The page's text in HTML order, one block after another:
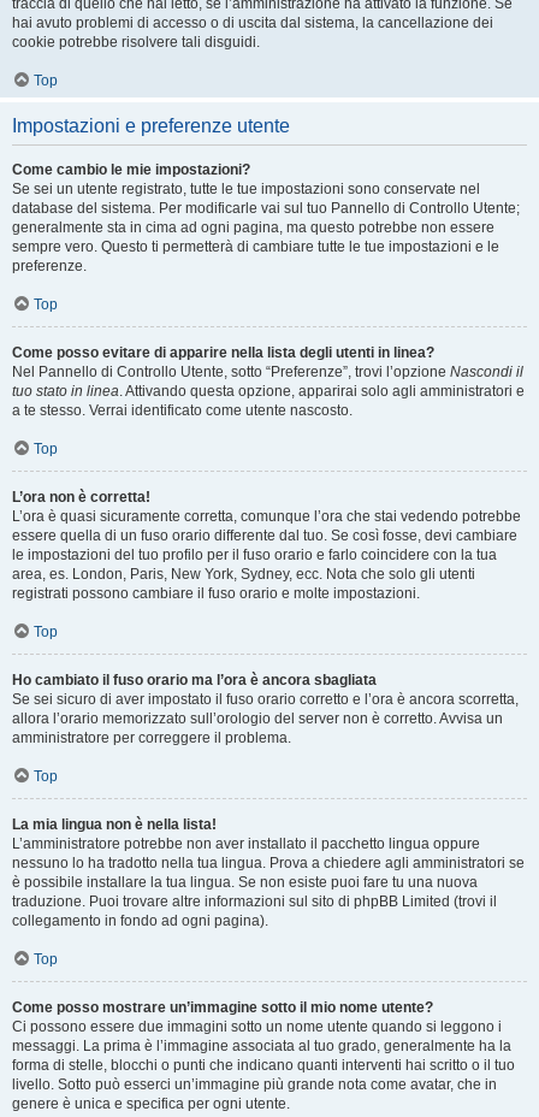
traccia di quello che hai letto, se l’amministrazione ha attivato la funzione. Se
hai avuto problemi di accesso o di uscita dal sistema, la cancellazione dei
cookie potrebbe risolvere tali disguidi.
Top
Impostazioni e preferenze utente
Come cambio le mie impostazioni?
Se sei un utente registrato, tutte le tue impostazioni sono conservate nel
database del sistema. Per modificarle vai sul tuo Pannello di Controllo Utente;
generalmente sta in cima ad ogni pagina, ma questo potrebbe non essere
sempre vero. Questo ti permetterà di cambiare tutte le tue impostazioni e le
preferenze.
Top
Come posso evitare di apparire nella lista degli utenti in linea?
Nel Pannello di Controllo Utente, sotto “Preferenze”, trovi l’opzione Nascondi il
tuo stato in linea. Attivando questa opzione, apparirai solo agli amministratori e
a te stesso. Verrai identificato come utente nascosto.
Top
L’ora non è corretta!
L’ora è quasi sicuramente corretta, comunque l’ora che stai vedendo potrebbe
essere quella di un fuso orario differente dal tuo. Se così fosse, devi cambiare
le impostazioni del tuo profilo per il fuso orario e farlo coincidere con la tua
area, es. London, Paris, New York, Sydney, ecc. Nota che solo gli utenti
registrati possono cambiare il fuso orario e molte impostazioni.
Top
Ho cambiato il fuso orario ma l’ora è ancora sbagliata
Se sei sicuro di aver impostato il fuso orario corretto e l’ora è ancora scorretta,
allora l’orario memorizzato sull’orologio del server non è corretto. Avvisa un
amministratore per correggere il problema.
Top
La mia lingua non è nella lista!
L’amministratore potrebbe non aver installato il pacchetto lingua oppure
nessuno lo ha tradotto nella tua lingua. Prova a chiedere agli amministratori se
è possibile installare la tua lingua. Se non esiste puoi fare tu una nuova
traduzione. Puoi trovare altre informazioni sul sito di phpBB Limited (trovi il
collegamento in fondo ad ogni pagina).
Top
Come posso mostrare un’immagine sotto il mio nome utente?
Ci possono essere due immagini sotto un nome utente quando si leggono i
messaggi. La prima è l’immagine associata al tuo grado, generalmente ha la
forma di stelle, blocchi o punti che indicano quanti interventi hai scritto o il tuo
livello. Sotto può esserci un’immagine più grande nota come avatar, che in
genere è unica e specifica per ogni utente.